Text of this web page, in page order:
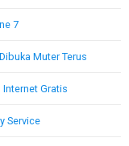
7
Muter Terus
Internet Gratis
Service